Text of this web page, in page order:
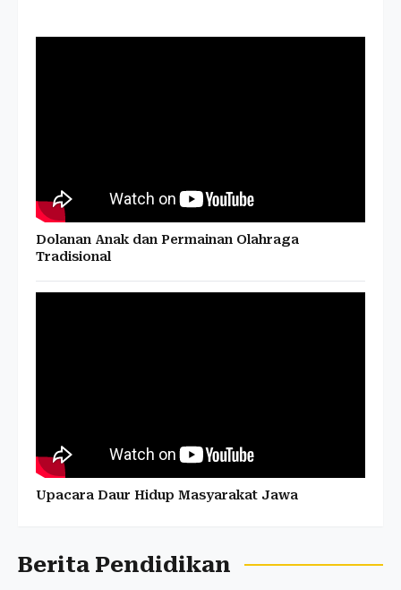
Dolanan Anak dan Permainan Olahraga
Tradisional
Upacara Daur Hidup Masyarakat Jawa
Berita Pendidikan